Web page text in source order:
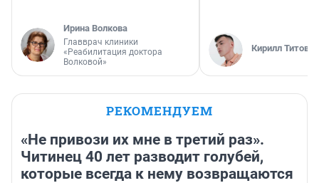
Ирина Волкова
Главврач клиники
«Реабилитация доктора
Волковой»
Кирилл Титов
РЕКОМЕНДУЕМ
«Не привози их мне в третий раз».
Читинец 40 лет разводит голубей,
которые всегда к нему возвращаются